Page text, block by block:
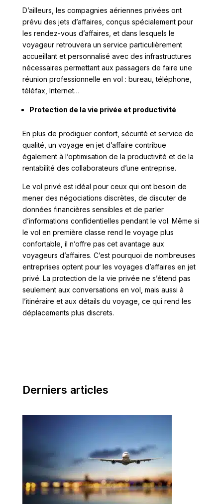
D’ailleurs, les compagnies aériennes privées ont
prévu des jets d’affaires, conçus spécialement pour
les rendez-vous d’affaires, et dans lesquels le
voyageur retrouvera un service particulièrement
accueillant et personnalisé avec des infrastructures
nécessaires permettant aux passagers de faire une
réunion professionnelle en vol : bureau, téléphone,
téléfax, Internet…
Protection de la vie privée et productivité
En plus de prodiguer confort, sécurité et service de
qualité, un voyage en jet d’affaire contribue
également à l’optimisation de la productivité et de la
rentabilité des collaborateurs d’une entreprise.
Le vol privé est idéal pour ceux qui ont besoin de
mener des négociations discrètes, de discuter de
données financières sensibles et de parler
d’informations confidentielles pendant le vol. Même si
le vol en première classe rend le voyage plus
confortable, il n’offre pas cet avantage aux
voyageurs d’affaires. C’est pourquoi de nombreuses
entreprises optent pour les voyages d’affaires en jet
privé. La protection de la vie privée ne s’étend pas
seulement aux conversations en vol, mais aussi à
l’itinéraire et aux détails du voyage, ce qui rend les
déplacements plus discrets.
Derniers articles